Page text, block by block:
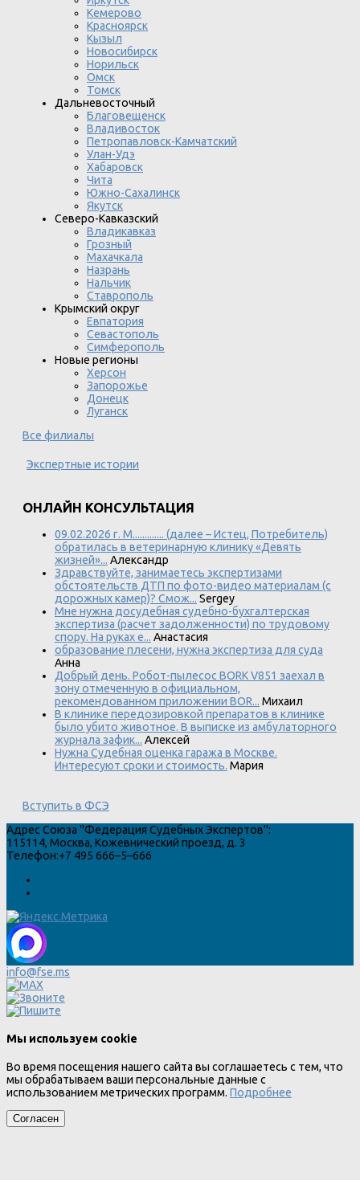
Кемерово
Красноярск
Кызыл
Новосибирск
Норильск
Омск
Томск
Дальневосточный
Благовещенск
Владивосток
Петропавловск-Камчатский
Улан-Удэ
Хабаровск
Чита
Южно-Сахалинск
Якутск
Северо-Кавказский
Владикавказ
Грозный
Махачкала
Назрань
Нальчик
Ставрополь
Крымский округ
Евпатория
Севастополь
Симферополь
Новые регионы
Херсон
Запорожье
Донецк
Луганск
Все филиалы
Экспертные истории
ОНЛАЙН КОНСУЛЬТАЦИЯ
09.02.2026 г. М............. (далее – Истец, Потребитель)
обратилась в ветеринарную клинику «Девять
жизней»... Александр
Здравствуйте, занимаетесь экспертизами
обстоятельств ДТП по фото-видео материалам (с
дорожных камер)? Смож... Sergey
Мне нужна досудебная судебно-бухгалтерская
экспертиза (расчет задолженности) по трудовому
спору. На руках е... Анастасия
образование плесени, нужна экспертиза для суда
Анна
Добрый день. Робот-пылесос BORK V851 заехал в
зону отмеченную в официальном,
рекомендованном приложении BOR... Михаил
В клинике передозировкой препаратов в клинике
было убито животное. В выписке из амбулаторного
журнала зафик... Алексей
Нужна Судебная оценка гаража в Москве.
Интересуют сроки и стоимость. Мария
Вступить в ФСЭ
Адрес Союза "Федерация Судебных Экспертов":
115114, Москва, Кожевнический проезд, д. 3
Телефон:+7 495 666–5–666
info@fse.ms
Мы используем cookie
Во время посещения нашего сайта вы соглашаетесь с тем, что
мы обрабатываем ваши персональные данные с
использованием метрических программ. Подробнее
Согласен